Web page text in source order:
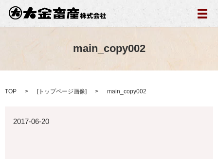
メ
main_copy002
TOP [トップページ画像] main_copy002
2017-06-20